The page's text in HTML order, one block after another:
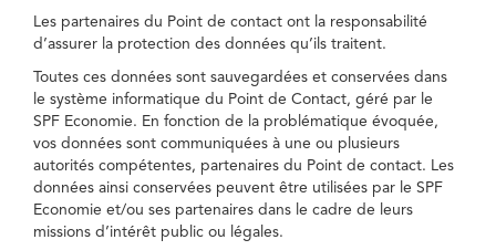
Les partenaires du Point de contact ont la responsabilité
d’assurer la protection des données qu’ils traitent.
Toutes ces données sont sauvegardées et conservées dans
le système informatique du Point de Contact, géré par le
SPF Economie. En fonction de la problématique évoquée,
vos données sont communiquées à une ou plusieurs
autorités compétentes, partenaires du Point de contact. Les
données ainsi conservées peuvent être utilisées par le SPF
Economie et/ou ses partenaires dans le cadre de leurs
missions d’intérêt public ou légales.